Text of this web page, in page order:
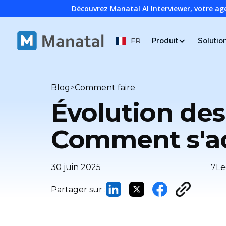
Découvrez Manatal AI Interviewer, votre
FR Produit
Blog>Comment faire
Évolution
Comment
30 juin 2025 7
Partager sur :